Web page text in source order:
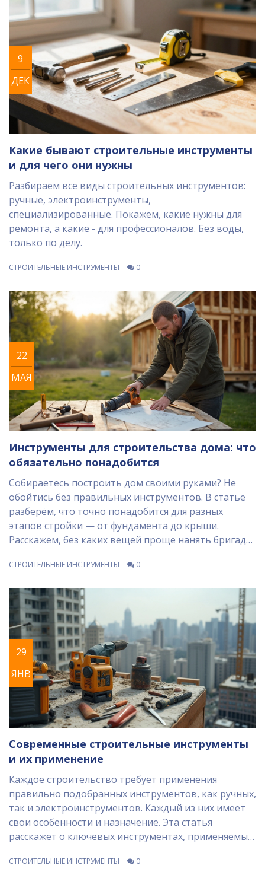
9
ДЕК
Какие бывают строительные инструменты
и для чего они нужны
Разбираем все виды строительных инструментов:
ручные, электроинструменты,
специализированные. Покажем, какие нужны для
ремонта, а какие - для профессионалов. Без воды,
только по делу.
СТРОИТЕЛЬНЫЕ ИНСТРУМЕНТЫ 0
22
МАЯ
Инструменты для строительства дома: что
обязательно понадобится
Собираетесь построить дом своими руками? Не
обойтись без правильных инструментов. В статье
разберём, что точно понадобится для разных
этапов стройки — от фундамента до крыши.
Расскажем, без каких вещей проще нанять бригаду,
сэкономить на покупке инструмента, не потеряв в
СТРОИТЕЛЬНЫЕ ИНСТРУМЕНТЫ 0
29
ЯНВ
Современные строительные инструменты
и их применение
Каждое строительство требует применения
правильно подобранных инструментов, как ручных,
так и электроинструментов. Каждый из них имеет
свои особенности и назначение. Эта статья
расскажет о ключевых инструментах, применяемых
полезных советах по их выбору. Вы узнаете о том,
СТРОИТЕЛЬНЫЕ ИНСТРУМЕНТЫ 0